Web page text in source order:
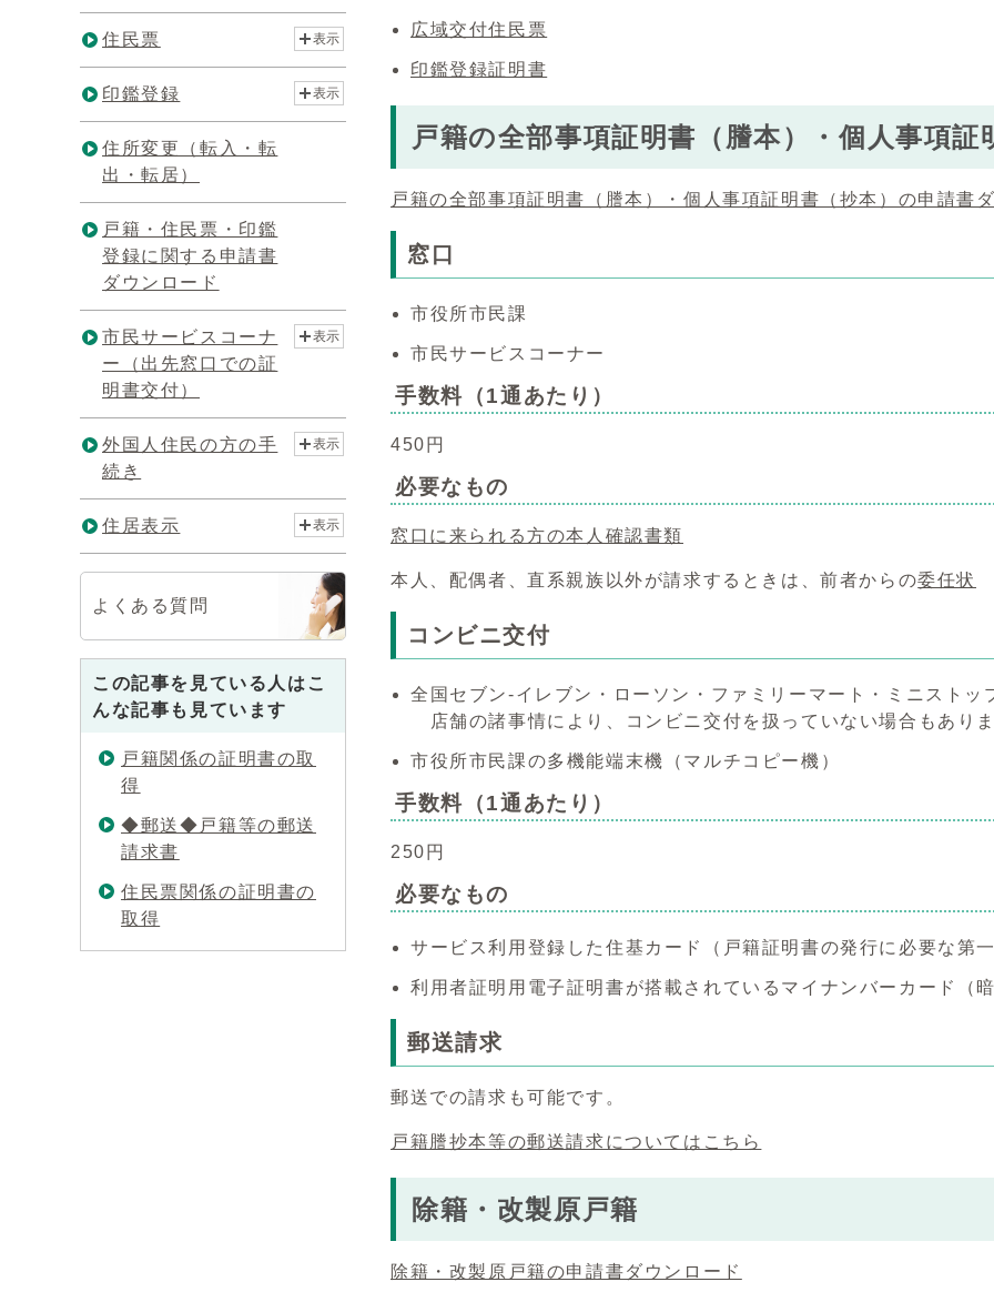
広域交付住民票
印鑑登録証明書
戸籍の全部事項証明書（謄本）・個人事項証
戸籍の全部事項証明書（謄本）・個人事項証明書（抄本）の申請書
窓口
市役所市民課
市民サービスコーナー
手数料（1通あたり）
450円
必要なもの
窓口に来られる方の本人確認書類
本人、配偶者、直系親族以外が請求するときは、前者からの委任状
コンビニ交付
全国セブン-イレブン・ローソン・ファミリーマート・ミニストッ
店舗の諸事情により、コンビニ交付を扱っていない場合もありま
市役所市民課の多機能端末機（マルチコピー機）
手数料（1通あたり）
250円
必要なもの
サービス利用登録した住基カード（戸籍証明書の発行に必要な第
利用者証明用電子証明書が搭載されているマイナンバーカード（
郵送請求
郵送での請求も可能です。
戸籍謄抄本等の郵送請求についてはこちら
除籍・改製原戸籍
除籍・改製原戸籍の申請書ダウンロード
住民票 表示
印鑑登録 表示
住所変更（転入・転
出・転居）
戸籍・住民票・印鑑
登録に関する申請書
ダウンロード
市民サービスコーナ
ー（出先窓口での証
明書交付）
表示
外国人住民の方の手
続き
表示
住居表示 表示
よくある質問
この記事を見ている人はこ
んな記事も見ています
戸籍関係の証明書の取
得
◆郵送◆戸籍等の郵送
請求書
住民票関係の証明書の
取得